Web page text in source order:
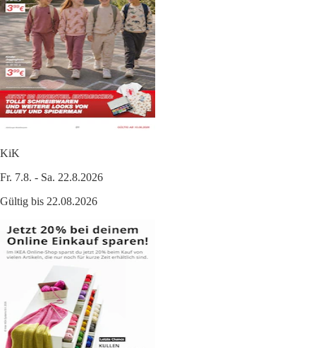
KiK
Fr. 7.8. - Sa. 22.8.2026
Gültig bis 22.08.2026